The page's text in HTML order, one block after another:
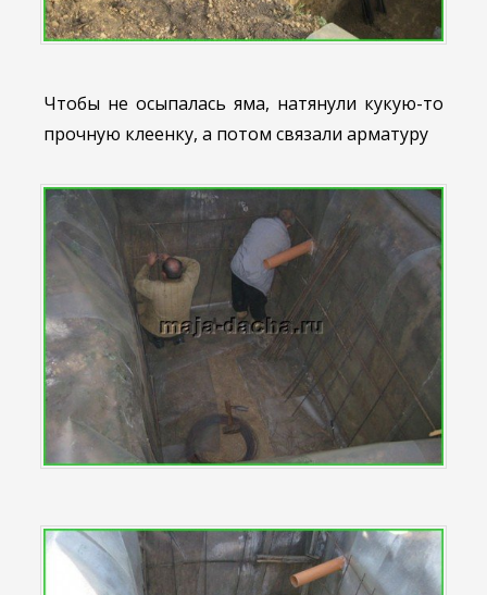
Чтобы не осыпалась яма, натянули кукую-то
прочную клеенку, а потом связали арматуру